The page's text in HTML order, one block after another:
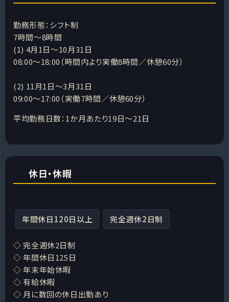
勤務形態：シフト制
7時間～8時間
(1) 4月1日～10月31日
08:00～18:00（時間内より実働8時間／休憩60分）
(2) 11月1日～3月31日
09:00～17:00（実働7時間／休憩60分）
平均勤務日数：1か月あたり19日～21日
休日・休暇
年間休日120日以上 完全週休2日制
◇ 完全週休2日制
◇ 年間休日125日
◇ 年末年始休暇
◇ 有給休暇
◇ 月に数回の休日出勤あり